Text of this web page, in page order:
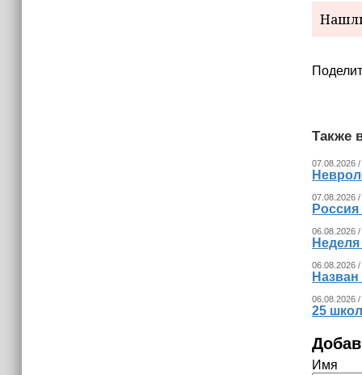
Также
07.08.2026
07.08.2026 /
06.08.2026
06.08.2026 /
06.08.2026
25
Имя